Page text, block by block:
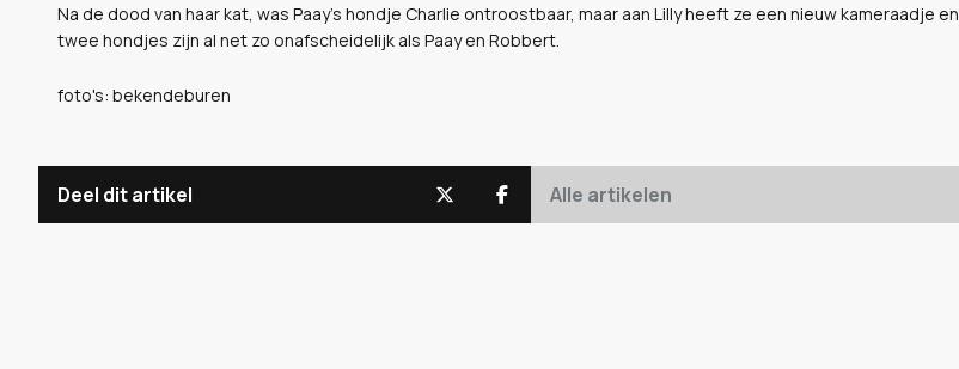
Na de dood van haar kat, was Paay's hondje Charlie ontroostbaar, maar aan Lilly heeft ze een nieuw kameraadje
twee hondjes zijn al net zo onafscheidelijk als Paay en Robbert.
foto's: bekendeburen
Deel dit artikel Alle artikelen